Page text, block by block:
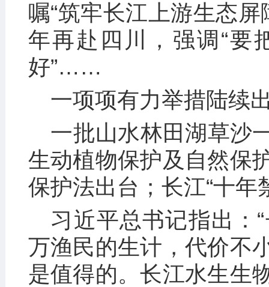
嘱“筑牢长江上游生态
年再赴四川，强调“要
好”……
一项项有力举措陆续
一批山水林田湖草沙
生动植物保护及自然保
保护法出台；长江“十
习近平总书记指出：
万渔民的生计，代价不
是值得的。长江水生生